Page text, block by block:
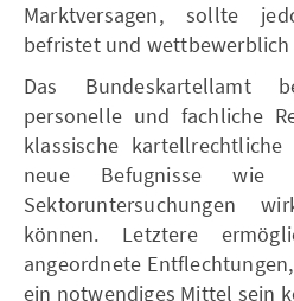
Marktversagen, sollte
befristet und
Das Bundeskartellamt
personelle und fachliche
klassische
neue Befugnisse wie
Sektoruntersuchungen
können. Letztere
angeordnete
ein notwendiges Mittel sein